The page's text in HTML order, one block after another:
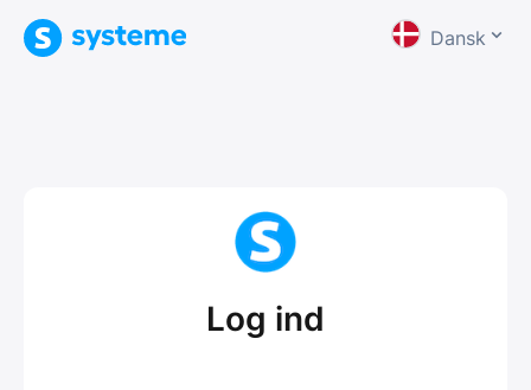
Dansk
Log ind